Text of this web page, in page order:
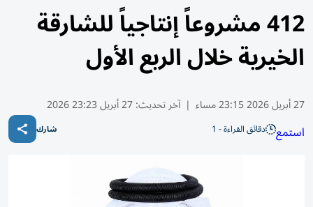
412 مشروعاً إنتاجياً للشارقة
الخيرية خلال الربع الأول
27 أبريل 2026 23:15 مساء | آخر تحديث:27 أبريل 23:23 2026
استمع دقائق القراءة - 1 شارك